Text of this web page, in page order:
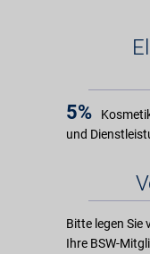
5%
und
Bitte legen Sie
Ihre BSW-